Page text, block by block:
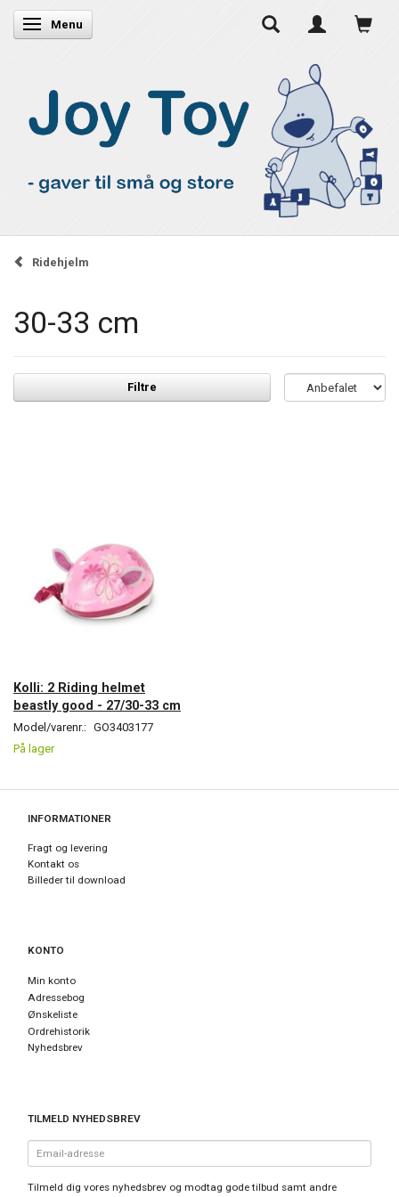
Skifte navigation
Menu
Ridehjelm
30-33 cm
Filtre
Kolli: 2 Riding helmet
beastly good - 27/30-33 cm
Model/varenr.: GO3403177
På lager
INFORMATIONER
Fragt og levering
Kontakt os
Billeder til download
KONTO
Min konto
Adressebog
Ønskeliste
Ordrehistorik
Nyhedsbrev
TILMELD NYHEDSBREV
adresse
Tilmeld dig vores nyhedsbrev og modtag gode tilbud samt andre